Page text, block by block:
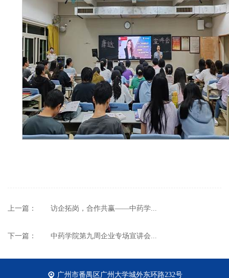
上一篇： 访企拓岗，合作共赢——中药学...
下一篇： 中药学院第九周企业专场宣讲会...
广州市番禺区广州大学城外东环路232号